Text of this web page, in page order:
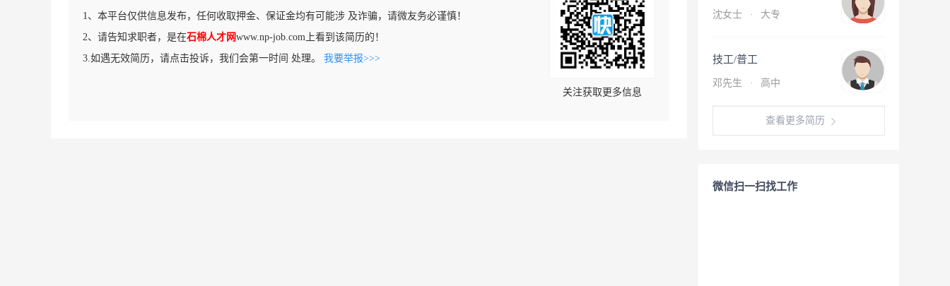
1、本平台仅供信息发布，任何收取押金、保证金均有可能涉 及诈骗，请微友务必谨慎！
2、请告知求职者，是在石棉人才网www.np-job.com上看到该简历的！
3.如遇无效简历，请点击投诉，我们会第一时间 处理。 我要举报>>>
关注获取更多信息
沈女士 · 大专
技工/普工
邓先生 · 高中
查看更多简历
微信扫一扫找工作